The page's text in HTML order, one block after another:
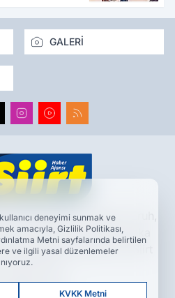
GALERİ
gelişmeleri, Kurtalan, Eruh,
haberler; yapay zeka
odaklı içeriklerle Artı Siirt
deneyimi sunmak ve
amacıyla, Gizlilik Politikası,
Metni sayfalarında belirtilen
ve ilgili yasal düzenlemeler
KVKK Metni